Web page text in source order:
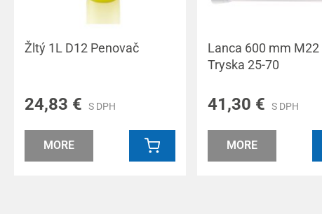
Žltý 1L D12 Penovač
24,83 € S DPH
MORE
Lanca 600 mm M22
Tryska 25-70
41,30 € S DPH
MORE